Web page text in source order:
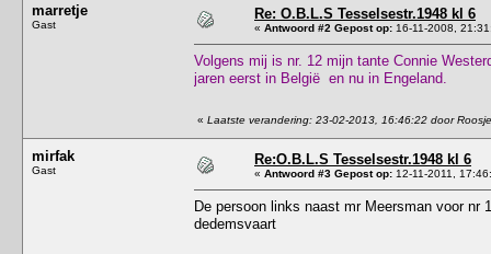
marretje
Gast
Re: O.B.L.S Tesselsestr.1948 kl 6
« Antwoord #2 Gepost op: 16-11-2008,
Volgens mij is nr. 12 mijn tante Connie
jaren eerst in België en nu in Engeland.
« Laatste verandering: 23-02-2013, 16:46:22 door Roosje
mirfak
Gast
Re:O.B.L.S Tesselsestr.1948 kl 6
« Antwoord #3 Gepost op: 12-11-2011,
De persoon links naast mr Meersman voor nr
dedemsvaart